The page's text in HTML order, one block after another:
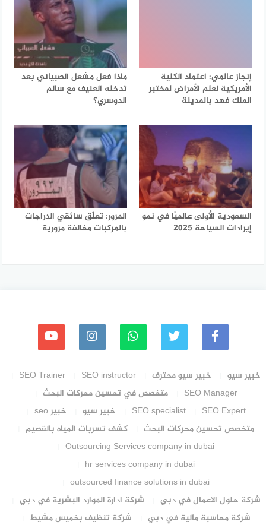
إنجاز عالمي: اعتماد الكلية
الأمريكية لعلم الأمراض لمختبر
الملك فهد بالمدينة
ماذا فعل مشعل الصبياني بعد
تدخله العنيف مع سالم
الدوسري؟
السعودية الأولى عالميًا في نمو
إيرادات السياحة 2025
المرور: تعلّق سائقي الدراجات
بالمركبات مخالفة مرورية
خبير سيو خبير سيو محترف SEO instructor
SEO Trainer
SEO Manager
متخصص في تحسين محركات البحث
SEO Expert
SEO specialist خبير سيو
خبير seo
متخصص تحسين محركات البحث
كشف تسربات المياه بالقصيم
Outsourcing Services company in dubai
hr services company in dubai
outsourced finance solutions in dubai
شركة حلول الاعمال في دبي
شركة ادارة الموارد البشرية في دبي
شركة محاسبة مالية في دبي
شركة تنظيف بخميس مشيط